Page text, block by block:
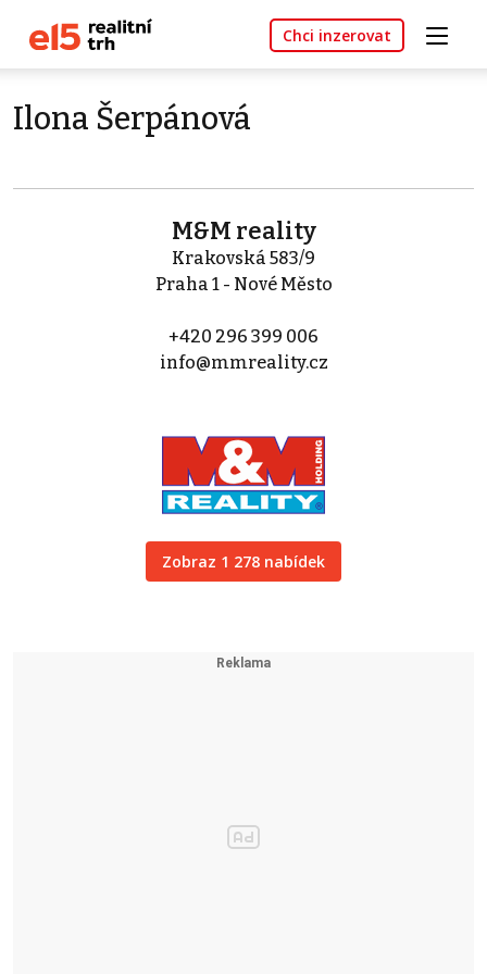
Chci inzerovat
Ilona Šerpánová
M&M reality
Krakovská 583/9
Praha 1 - Nové Město
+420 296 399 006
info@mmreality.cz
Zobraz 1 278 nabídek